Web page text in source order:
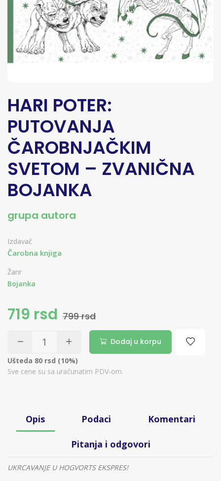
HARI POTER:
PUTOVANJA
ČAROBNJAČKIM
SVETOM – ZVANIČNA
BOJANKA
grupa autora
Izdavač
Čarobna knjiga
Žanr
Bojanka
719 rsd 799 rsd
Dodaj u korpu
Ušteda 80 rsd (10%)
Sve cene su sa uračunatim PDV-om.
Opis Podaci Komentari
Pitanja i odgovori
UKRCAVANJE U HOGVORTS EKSPRES!